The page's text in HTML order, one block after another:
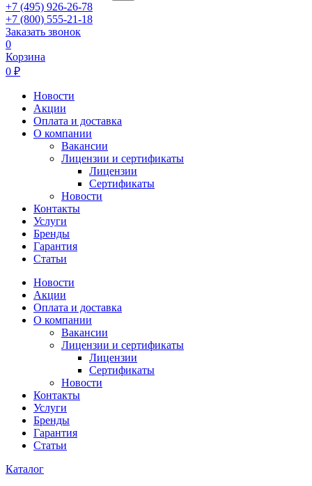
+7 (495) 926-26-78
+7 (800) 555-21-18
Заказать звонок
0
Корзина
0 ₽
Новости
Акции
Оплата и доставка
О компании
Вакансии
Лицензии и сертификаты
Лицензии
Сертификаты
Новости
Контакты
Услуги
Бренды
Гарантия
Статьи
Новости
Акции
Оплата и доставка
О компании
Вакансии
Лицензии и сертификаты
Лицензии
Сертификаты
Новости
Контакты
Услуги
Бренды
Гарантия
Статьи
Каталог